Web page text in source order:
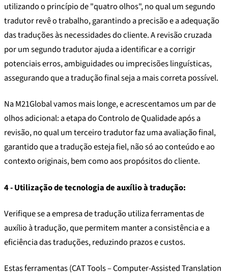
utilizando o princípio de "quatro olhos", no qual um segundo
tradutor revê o trabalho, garantindo a precisão e a adequação
das traduções às necessidades do cliente. A revisão cruzada
por um segundo tradutor ajuda a identificar e a corrigir
potenciais erros, ambiguidades ou imprecisões linguísticas,
assegurando que a tradução final seja a mais correta possível.
Na M21Global vamos mais longe, e acrescentamos um par de
olhos adicional: a etapa do Controlo de Qualidade após a
revisão, no qual um terceiro tradutor faz uma avaliação final,
garantido que a tradução esteja fiel, não só ao conteúdo e ao
contexto originais, bem como aos propósitos do cliente.
4 - Utilização de tecnologia de auxílio à tradução:
Verifique se a empresa de tradução utiliza ferramentas de
auxílio à tradução, que permitem manter a consistência e a
eficiência das traduções, reduzindo prazos e custos.
Estas ferramentas (CAT Tools –Computer-Assisted Translation